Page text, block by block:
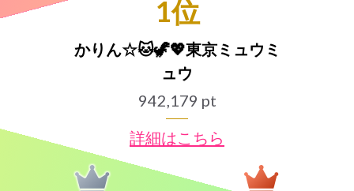
1位
かりん☆🐱🦖💖東京ミュウミ
ュウ
942,179 pt
詳細はこちら